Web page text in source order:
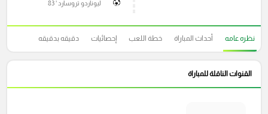
ليوناردو تروسارد ' 83
نظره عامه أحداث المباراة خطة اللعب إحصائيات دقيقه بدقيقه
القنوات الناقلة للمباراة